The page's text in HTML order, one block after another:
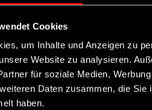
Cookies
um Inhalte und Anzeigen zu
Website zu analysieren.
für soziale Medien,
Daten zusammen, die
haben.